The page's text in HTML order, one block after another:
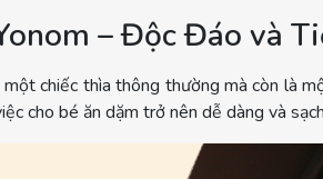
– Độc Đáo và
chiếc thìa thông thường mà còn là
cho bé ăn dặm trở nên dễ dàng và